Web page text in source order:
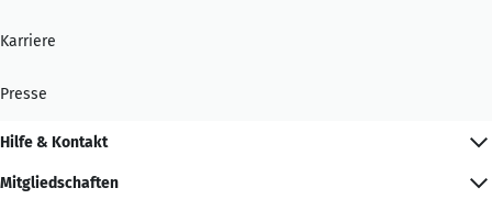
Karriere
Presse
Hilfe & Kontakt
Mitgliedschaften